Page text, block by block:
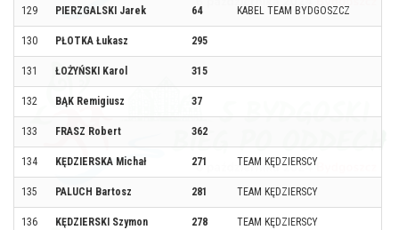
129 PIERZGALSKI Jarek 64 KABEL TEAM BYDGOSZCZ
130 PŁOTKA Łukasz 295
131 ŁOŻYŃSKI Karol 315
132 BĄK Remigiusz 37
133 FRASZ Robert 362
134 KĘDZIERSKA Michał 271 TEAM KĘDZIERSCY
135 PALUCH Bartosz 281 TEAM KĘDZIERSCY
136 KĘDZIERSKI Szymon 278 TEAM KĘDZIERSCY